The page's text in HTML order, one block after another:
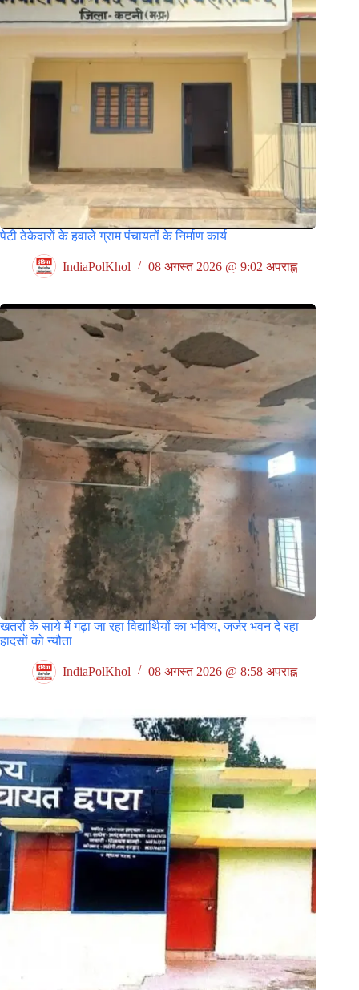
पेटी ठेकेदारों के हवाले ग्राम पंचायतों के निर्माण कार्य
IndiaPolKhol 08 अगस्त 2026 @ 9:02 अपराह्न
खतरों के साये मैं गढ़ा जा रहा विद्यार्थियों का भविष्य, जर्जर भवन दे रहा
हादसों को न्यौता
IndiaPolKhol 08 अगस्त 2026 @ 8:58 अपराह्न